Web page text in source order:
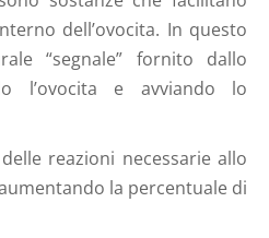
dell’ovocita. In questo
“segnale” fornito dallo
l’ovocita e avviando lo
reazioni necessarie allo
la percentuale di